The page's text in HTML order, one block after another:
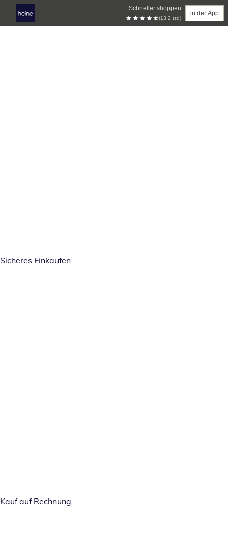
Schneller shoppen
(13.2 tsd)
in der App
Sicheres Einkaufen
Kauf auf Rechnung